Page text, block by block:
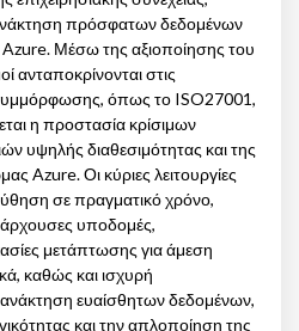
πρόσφατων δεδομένων
Μέσω της αξιοποίησης του
ανταποκρίνονται στις
συμμόρφωσης, όπως το ISO27001,
η προστασία κρίσιμων
υψηλής διαθεσιμότητας και της
Azure. Οι κύριες λειτουργίες
σε πραγματικό χρόνο,
υποδομές,
μετάπτωσης για άμεση
καθώς και ισχυρή
ευαίσθητων δεδομένων,
και την απλοποίηση της